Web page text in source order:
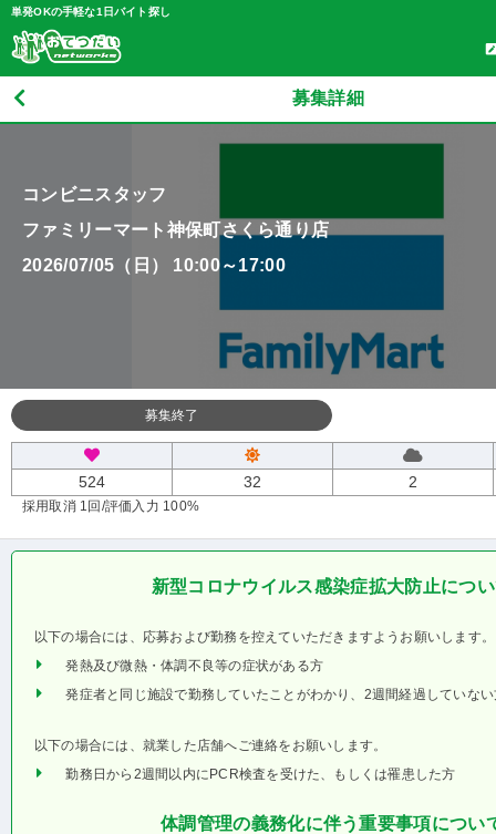
単発OKの手軽な1日バイト探し
募集詳細
コンビニスタッフ
ファミリーマート神保町さくら通り店
2026/07/05（日） 10:00～17:00
募集終了
524 32 2
採用取消 1回 /評価入力 100%
新型コロナウイルス感染症拡大防止につ
以下の場合には、応募および勤務を控えていただきますようお願いします。
発熱及び微熱・体調不良等の症状がある方
発症者と同じ施設で勤務していたことがわかり、2週間経過していな
以下の場合には、就業した店舗へご連絡をお願いします。
勤務日から2週間以内にPCR検査を受けた、もしくは罹患した方
体調管理の義務化に伴う重要事項につい